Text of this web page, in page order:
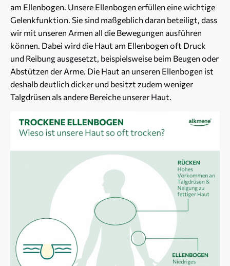
am Ellenbogen. Unsere Ellenbogen erfüllen eine wichtige
Gelenkfunktion. Sie sind maßgeblich daran beteiligt, dass
wir mit unseren Armen all die Bewegungen ausführen
können. Dabei wird die Haut am Ellenbogen oft Druck
und Reibung ausgesetzt, beispielsweise beim Beugen oder
Abstützen der Arme. Die Haut an unseren Ellenbogen ist
deshalb deutlich dicker und besitzt zudem weniger
Talgdrüsen als andere Bereiche unserer Haut.